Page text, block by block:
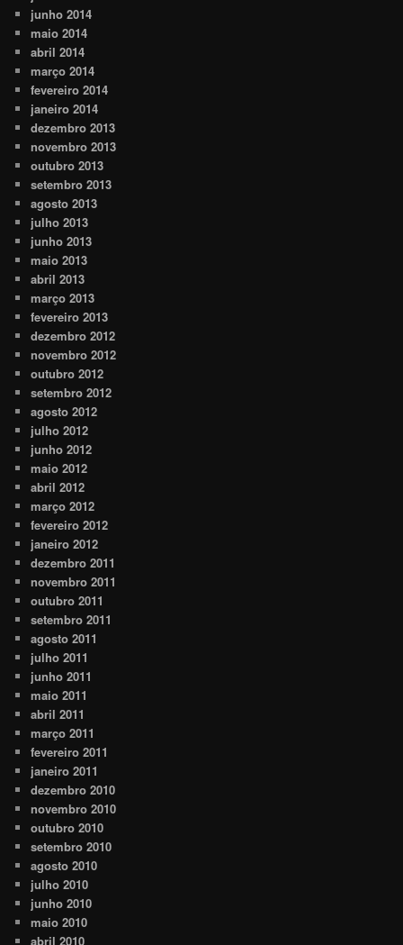
junho 2014
maio 2014
abril 2014
março 2014
fevereiro 2014
janeiro 2014
dezembro 2013
novembro 2013
outubro 2013
setembro 2013
agosto 2013
julho 2013
junho 2013
maio 2013
abril 2013
março 2013
fevereiro 2013
dezembro 2012
novembro 2012
outubro 2012
setembro 2012
agosto 2012
julho 2012
junho 2012
maio 2012
abril 2012
março 2012
fevereiro 2012
janeiro 2012
dezembro 2011
novembro 2011
outubro 2011
setembro 2011
agosto 2011
julho 2011
junho 2011
maio 2011
abril 2011
março 2011
fevereiro 2011
janeiro 2011
dezembro 2010
novembro 2010
outubro 2010
setembro 2010
agosto 2010
julho 2010
junho 2010
maio 2010
abril 2010